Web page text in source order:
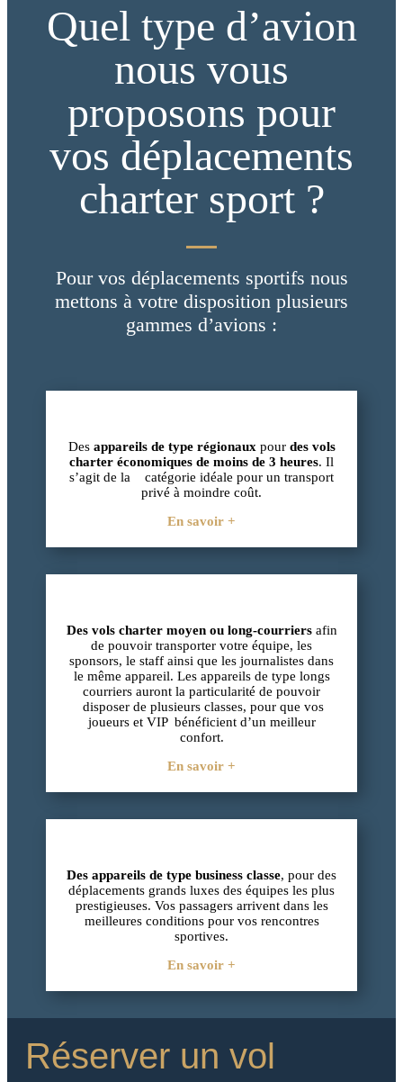
Quel type d’avion
nous vous
proposons pour
vos déplacements
charter sport ?
Pour vos déplacements sportifs nous
mettons à votre disposition plusieurs
gammes d’avions :
Des appareils de type régionaux pour des vols
charter économiques de moins de 3 heures. Il
s’agit de la catégorie idéale pour un transport
privé à moindre coût.
En savoir +
Des vols charter moyen ou long-courriers afin
de pouvoir transporter votre équipe, les
sponsors, le staff ainsi que les journalistes dans
le même appareil. Les appareils de type longs
courriers auront la particularité de pouvoir
disposer de plusieurs classes, pour que vos
joueurs et VIP bénéficient d’un meilleur
confort.
En savoir +
Des appareils de type business classe, pour des
déplacements grands luxes des équipes les plus
prestigieuses. Vos passagers arrivent dans les
meilleures conditions pour vos rencontres
sportives.
En savoir +
Réserver un vol